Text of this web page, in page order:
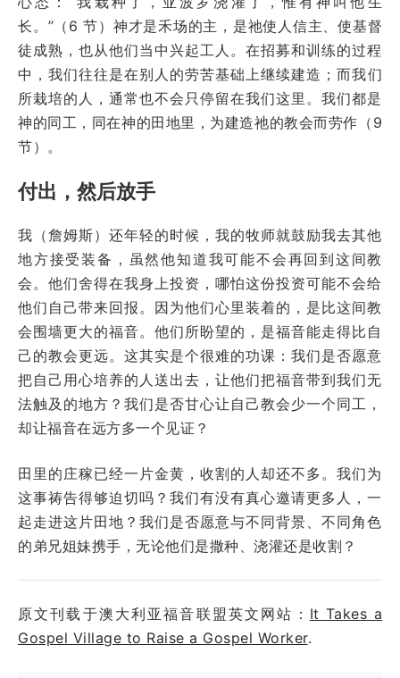
长。”（6 节）神才是禾场的主，是祂使人信主、使基督
徒成熟，也从他们当中兴起工人。在招募和训练的过程
中，我们往往是在别人的劳苦基础上继续建造；而我们
所栽培的人，通常也不会只停留在我们这里。我们都是
神的同工，同在神的田地里，为建造祂的教会而劳作（9
节）。
付出，然后放手
我（詹姆斯）还年轻的时候，我的牧师就鼓励我去其他
地方接受装备，虽然他知道我可能不会再回到这间教
会。他们舍得在我身上投资，哪怕这份投资可能不会给
他们自己带来回报。因为他们心里装着的，是比这间教
会围墙更大的福音。他们所盼望的，是福音能走得比自
己的教会更远。这其实是个很难的功课：我们是否愿意
把自己用心培养的人送出去，让他们把福音带到我们无
法触及的地方？我们是否甘心让自己教会少一个同工，
却让福音在远方多一个见证？
田里的庄稼已经一片金黄，收割的人却还不多。我们为
这事祷告得够迫切吗？我们有没有真心邀请更多人，一
起走进这片田地？我们是否愿意与不同背景、不同角色
的弟兄姐妹携手，无论他们是撒种、浇灌还是收割？
原文刊载于澳大利亚福音联盟英文网站： It Takes a
Gospel Village to Raise a Gospel Worker.